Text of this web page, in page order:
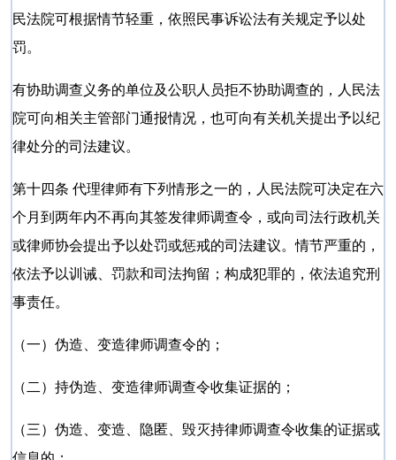
民法院可根据情节轻重，依照民事诉讼法有关规定予以处
罚。
有协助调查义务的单位及公职人员拒不协助调查的，人民法
院可向相关主管部门通报情况，也可向有关机关提出予以纪
律处分的司法建议。
第十四条 代理律师有下列情形之一的，人民法院可决定在六
个月到两年内不再向其签发律师调查令，或向司法行政机关
或律师协会提出予以处罚或惩戒的司法建议。情节严重的，
依法予以训诫、罚款和司法拘留；构成犯罪的，依法追究刑
事责任。
（一）伪造、变造律师调查令的；
（二）持伪造、变造律师调查令收集证据的；
（三）伪造、变造、隐匿、毁灭持律师调查令收集的证据或